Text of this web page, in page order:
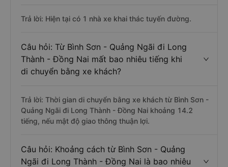
Trả lời: Hiện tại có 1 nhà xe khai thác tuyến đường.
Câu hỏi: Từ Bình Sơn - Quảng Ngãi đi Long
Thành - Đồng Nai mất bao nhiêu tiếng khi
di chuyển bằng xe khách?
Trả lời: Thời gian di chuyển bằng xe khách từ Bình Sơn -
Quảng Ngãi đi Long Thành - Đồng Nai khoảng 14.2
tiếng, nếu mật độ giao thông thuận lợi.
Câu hỏi: Khoảng cách từ Bình Sơn - Quảng
Ngãi đi Long Thành - Đồng Nai là bao nhiêu